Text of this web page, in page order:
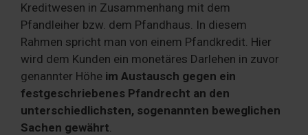
Kreditwesen in Zusammenhang mit dem
Pfandleiher bzw. dem Pfandhaus. In diesem
Rahmen spricht man von einem Pfandkredit. Hier
wird dem Kunden ein monetäres Darlehen in zuvor
genannter Höhe im Austausch gegen ein
festgeschriebenes Pfandrecht an den
unterschiedlichsten, sogenannten beweglichen
Sachen gewährt.